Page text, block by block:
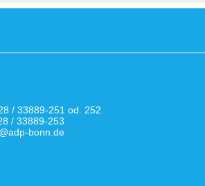
/ 33889-251 od. 252
/ 33889-253
bonn.de